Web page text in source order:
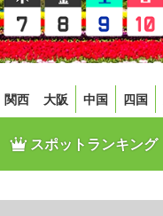
関西 大阪 中国 四国
スポットランキング